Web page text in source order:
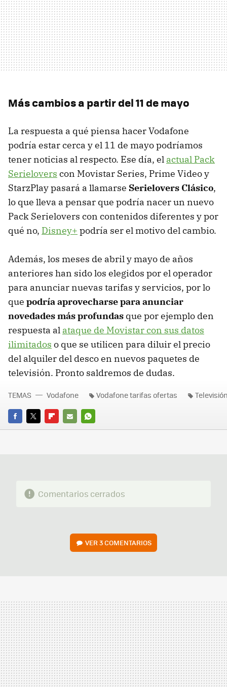
Más cambios a partir del 11 de mayo
La respuesta a qué piensa hacer Vodafone
podría estar cerca y el 11 de mayo podríamos
tener noticias al respecto. Ese día, el actual Pack
Serielovers con Movistar Series, Prime Video y
StarzPlay pasará a llamarse Serielovers Clásico,
lo que lleva a pensar que podría nacer un nuevo
Pack Serielovers con contenidos diferentes y por
qué no, Disney+ podría ser el motivo del cambio.
Además, los meses de abril y mayo de años
anteriores han sido los elegidos por el operador
para anunciar nuevas tarifas y servicios, por lo
que podría aprovecharse para anunciar
novedades más profundas que por ejemplo den
respuesta al ataque de Movistar con sus datos
ilimitados o que se utilicen para diluir el precio
del alquiler del desco en nuevos paquetes de
televisión. Pronto saldremos de dudas.
FACEBOOK
TWITTERFLIPBOARD
E-
WHATSAPP
TEMAS Vodafone Vodafone tarifas ofertas
Comentarios cerrados
VER3 COMENTARIOS